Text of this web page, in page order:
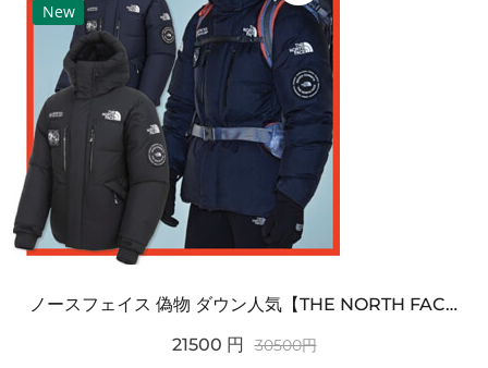
New
ノースフェイス 偽物 ダウン人気【THE NORTH FACE】M'S 7 SUMMIT HIM...
21500 円 30500円